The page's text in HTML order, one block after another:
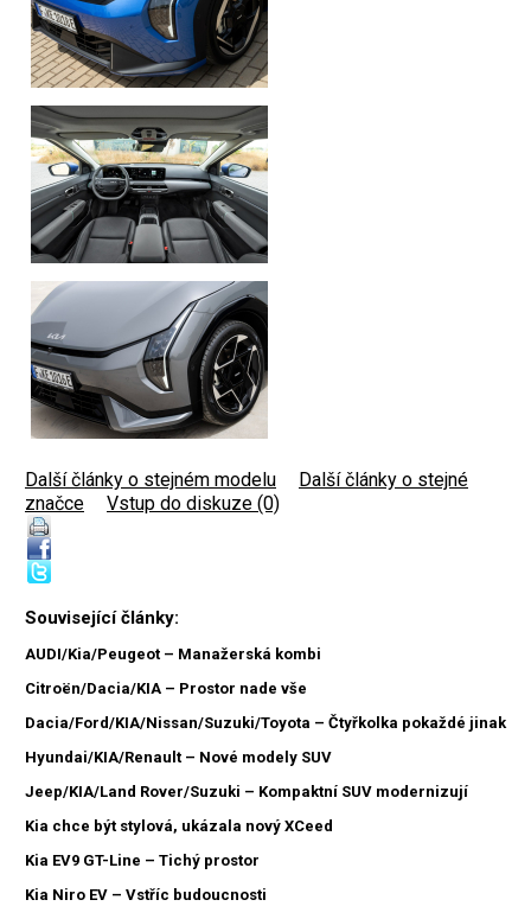
Další články o stejném modelu
Další články o stejné
značce
Vstup do diskuze (0)
Související články:
AUDI/Kia/Peugeot – Manažerská kombi
Citroën/Dacia/KIA – Prostor nade vše
Dacia/Ford/KIA/Nissan/Suzuki/Toyota – Čtyřkolka pokaždé jinak
Hyundai/KIA/Renault – Nové modely SUV
Jeep/KIA/Land Rover/Suzuki – Kompaktní SUV modernizují
Kia chce být stylová, ukázala nový XCeed
Kia EV9 GT-Line – Tichý prostor
Kia Niro EV – Vstříc budoucnosti